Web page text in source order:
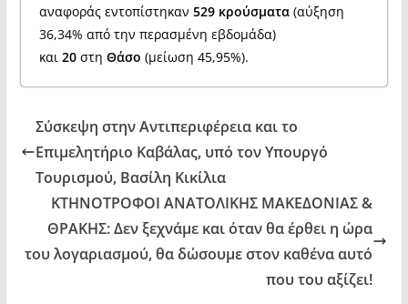
αναφοράς εντοπίστηκαν 529 κρούσματα(αύξηση
36,34% από την περασμένη εβδομάδα)
και 20στη Θάσο (μείωση 45,95%).
Σύσκεψη στην Αντιπεριφέρεια και το
Επιμελητήριο Καβάλας, υπό τον Υπουργό
Τουρισμού, Βασίλη Κικίλια
ΚΤΗΝΟΤΡΟΦΟΙ ΑΝΑΤΟΛΙΚΗΣ ΜΑΚΕΔΟΝΙΑΣ &
ΘΡΑΚΗΣ: Δεν ξεχνάμε και όταν θα έρθει η ώρα
του λογαριασμού, θα δώσουμε στον καθένα αυτό
που του αξίζει!